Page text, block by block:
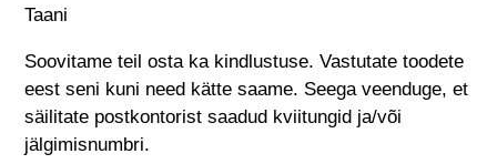
Taani
Soovitame teil osta ka kindlustuse. Vastutate toodete
eest seni kuni need kätte saame. Seega veenduge, et
säilitate postkontorist saadud kviitungid ja/või
jälgimisnumbri.